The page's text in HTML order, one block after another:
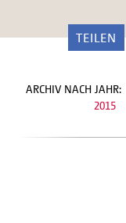
TEILEN
ARCHIV NACH
2015